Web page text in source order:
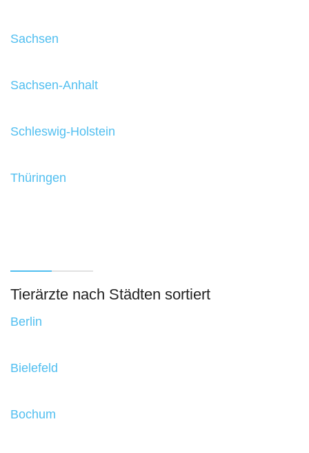
Sachsen
Sachsen-Anhalt
Schleswig-Holstein
Thüringen
Tierärzte nach Städten sortiert
Berlin
Bielefeld
Bochum